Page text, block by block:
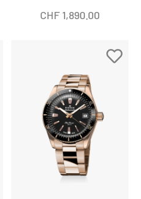
CHF 1,890.00